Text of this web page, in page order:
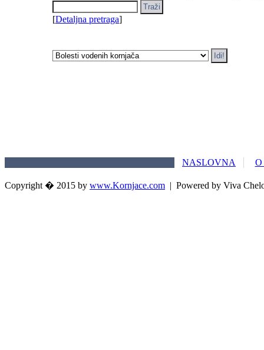
[Detaljna pretraga]
NASLOVNA
Copyright � 2015 by www.Kornjace.com | Powered by Viva